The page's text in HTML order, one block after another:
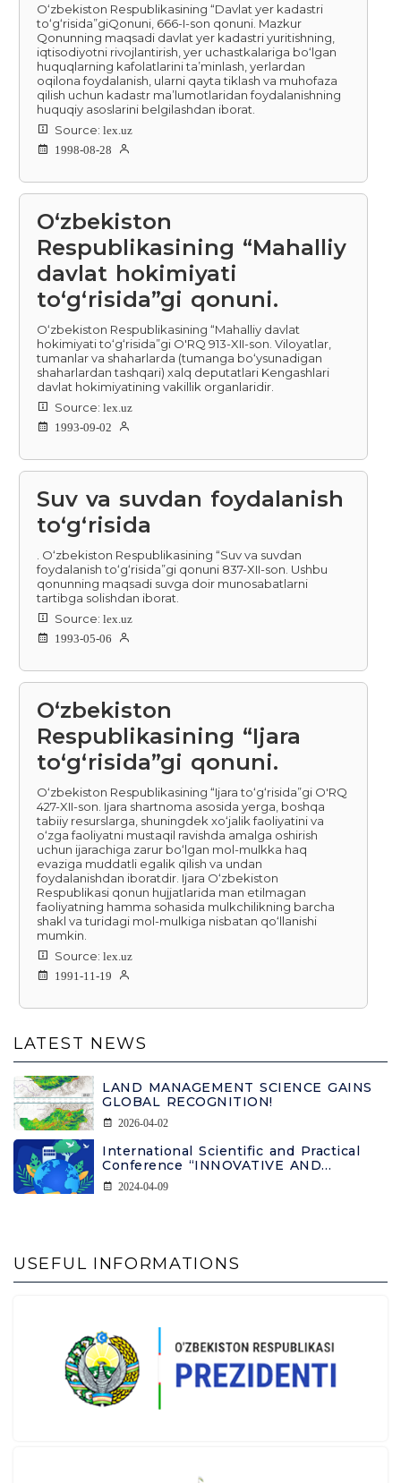
O‘zbekiston Respublikasining “Davlat yer kadastri
to‘g‘risida”giQonuni, 666-I-son qonuni. Mazkur
Qonunning maqsadi davlat yer kadastri yuritishning,
iqtisodiyotni rivojlantirish, yer uchastkalariga bo‘lgan
huquqlarning kafolatlarini ta’minlash, yerlardan
oqilona foydalanish, ularni qayta tiklash va muhofaza
qilish uchun kadastr ma’lumotlaridan foydalanishning
huquqiy asoslarini belgilashdan iborat.
Source: lex.uz
1998-08-28
O‘zbekiston
Respublikasining “Mahalliy
davlat hokimiyati
to‘g‘risida”gi qonuni.
O‘zbekiston Respublikasining “Mahalliy davlat
hokimiyati to‘g‘risida”gi O'RQ 913-XII-son. Viloyatlar,
tumanlar va shaharlarda (tumanga bo‘ysunadigan
shaharlardan tashqari) xalq deputatlari Kengashlari
davlat hokimiyatining vakillik organlaridir.
Source: lex.uz
1993-09-02
Suv va suvdan foydalanish
toʻgʻrisida
. O‘zbekiston Respublikasining “Suv va suvdan
foydalanish to‘g‘risida”gi qonuni 837-XII-son. Ushbu
qonunning maqsadi suvga doir munosabatlarni
tartibga solishdan iborat.
Source: lex.uz
1993-05-06
O‘zbekiston
Respublikasining “Ijara
to‘g‘risida”gi qonuni.
O‘zbekiston Respublikasining “Ijara to‘g‘risida”gi O'RQ
427-XII-son. Ijara shartnoma asosida yerga, boshqa
tabiiy resurslarga, shuningdek xo‘jalik faoliyatini va
o‘zga faoliyatni mustaqil ravishda amalga oshirish
uchun ijarachiga zarur bo‘lgan mol-mulkka haq
evaziga muddatli egalik qilish va undan
foydalanishdan iboratdir. Ijara O‘zbekiston
Respublikasi qonun hujjatlarida man etilmagan
faoliyatning hamma sohasida mulkchilikning barcha
shakl va turidagi mol-mulkiga nisbatan qo‘llanishi
mumkin.
Source: lex.uz
1991-11-19
LATEST NEWS
LAND MANAGEMENT SCIENCE GAINS
GLOBAL RECOGNITION!
2026-04-02
International Scientific and Practical
Conference “INNOVATIVE AND
INTENSIVE APPROACHES TO
COMBATING LAND DEGRADATION”
2024-04-09
USEFUL INFORMATIONS